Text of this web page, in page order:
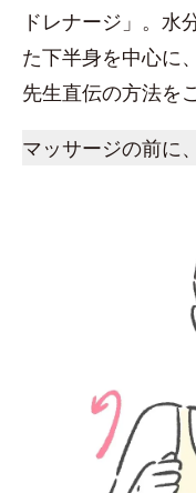
ドレナージ」。水
た下半身を中心に
先生直伝の方法を
マッサージの前に